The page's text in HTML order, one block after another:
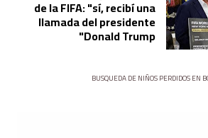
de la FIFA: "sí, recibí una
llamada del presidente
Donald Trump"
BUSQUEDA DE NIÑOS PERDIDOS EN